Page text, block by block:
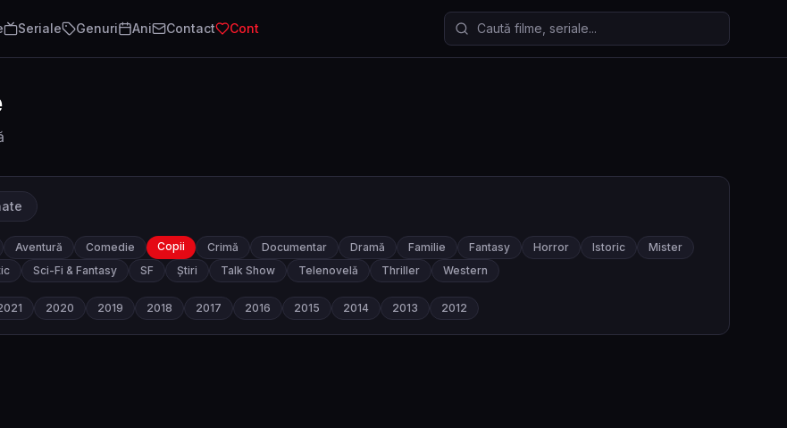
Seriale Genuri Ani Contact Cont Caută filme și seriale
Aventură Comedie Copii Crimă Documentar Dramă Familie Fantasy Horror Istoric
Mister
Sci-Fi & Fantasy SF Știri Talk Show Telenovelă Thriller Western
2020 2019 2018 2017 2016 2015 2014 2013 2012